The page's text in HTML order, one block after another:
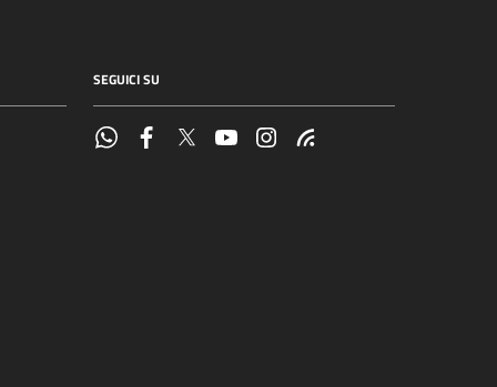
SEGUICI SU